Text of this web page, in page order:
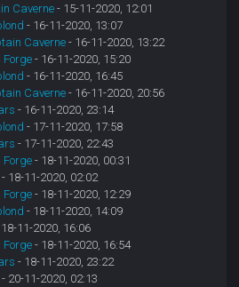
Caverne- 15-11-2020, 12:01
- 16-11-2020, 13:07
Caverne- 16-11-2020, 13:22
Forge - 16-11-2020, 15:20
- 16-11-2020, 16:45
Caverne- 16-11-2020, 20:56
- 16-11-2020, 23:14
- 17-11-2020, 17:58
- 17-11-2020, 22:43
Forge - 18-11-2020, 00:31
- 18-11-2020, 02:02
Forge - 18-11-2020, 12:29
- 18-11-2020, 14:09
11-2020, 16:06
Forge - 18-11-2020, 16:54
- 18-11-2020, 23:22
- 20-11-2020, 02:13